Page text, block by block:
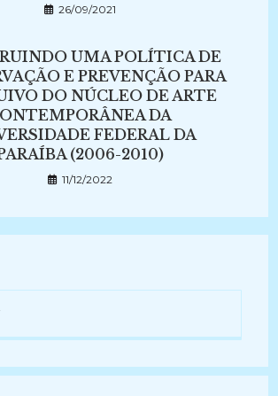
26/09/2021
UMA POLÍTICA DE
E PREVENÇÃO PARA
DO NÚCLEO DE ARTE
DA
FEDERAL DA
(2006-2010)
11/12/2022